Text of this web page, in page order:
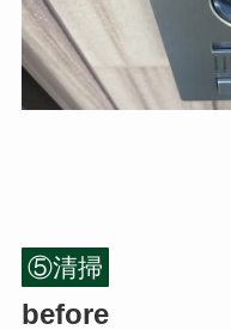
⑤清掃
before